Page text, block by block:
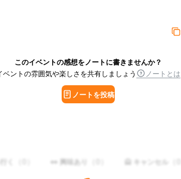
このイベントの感想をノートに書きませんか？
ベントの雰囲気や楽しさを共有しましょう
ノートとは
ノートを投稿
く 👀 興味あり 🙅 キャンセル